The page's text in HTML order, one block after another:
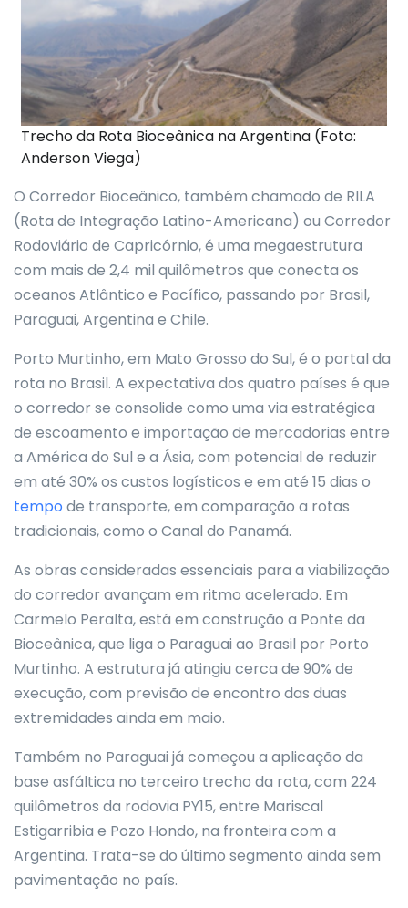
Trecho da Rota Bioceânica na Argentina (Foto:
Anderson Viega)
O Corredor Bioceânico, também chamado de RILA
(Rota de Integração Latino-Americana) ou Corredor
Rodoviário de Capricórnio, é uma megaestrutura
com mais de 2,4 mil quilômetros que conecta os
oceanos Atlântico e Pacífico, passando por Brasil,
Paraguai, Argentina e Chile.
Porto Murtinho, em Mato Grosso do Sul, é o portal da
rota no Brasil. A expectativa dos quatro países é que
o corredor se consolide como uma via estratégica
de escoamento e importação de mercadorias entre
a América do Sul e a Ásia, com potencial de reduzir
em até 30% os custos logísticos e em até 15 dias o
tempo de transporte, em comparação a rotas
tradicionais, como o Canal do Panamá.
As obras consideradas essenciais para a viabilização
do corredor avançam em ritmo acelerado. Em
Carmelo Peralta, está em construção a Ponte da
Bioceânica, que liga o Paraguai ao Brasil por Porto
Murtinho. A estrutura já atingiu cerca de 90% de
execução, com previsão de encontro das duas
extremidades ainda em maio.
Também no Paraguai já começou a aplicação da
base asfáltica no terceiro trecho da rota, com 224
quilômetros da rodovia PY15, entre Mariscal
Estigarribia e Pozo Hondo, na fronteira com a
Argentina. Trata-se do último segmento ainda sem
pavimentação no país.